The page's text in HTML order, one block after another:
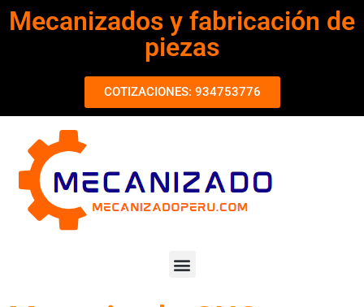
Mecanizados y fabricación de
piezas
COTIZACIONES: 934753776